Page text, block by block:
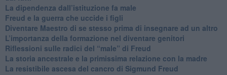
La dipendenza dall’istituzione fa male
​Freud e la guerra che uccide i figli
​Diventare Maestro di se stesso prima di insegnare ad un altro
L’importanza della formazione nel diventare genitori
Riflessioni sulle radici del “male” di Freud
​La storia ancestrale e la primissima relazione con la madre
​La resistibile ascesa del cancro di Sigmund Freud